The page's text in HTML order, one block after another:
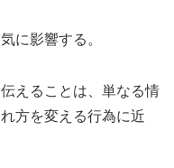
に影響する。
えることは、単なる情
方を変える行為に近